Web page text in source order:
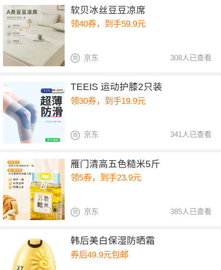
软贝冰丝豆豆凉席
领40券，到手59.9元
308人已查看
京东
TEEIS 运动护膝2只装
领30券，到手19.9元
341人已查看
京东
雁门清高五色糙米5斤
领5券，到手23.9元
385人已查看
京东
韩后美白保湿防晒霜
券后49.9元包邮